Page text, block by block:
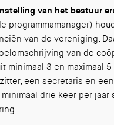
van het bestuur
programmamanager)
van de vereniging.
van de
minimaal 3 en maximaal
een secretaris en
drie keer per jaar